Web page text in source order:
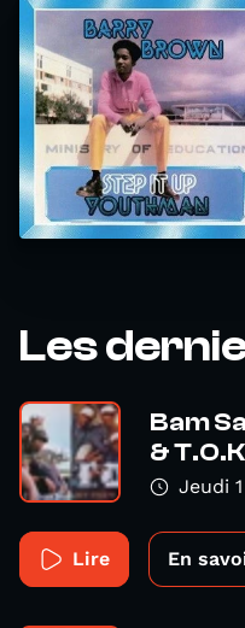
Les
Bam
&
Jeudi
Lire En